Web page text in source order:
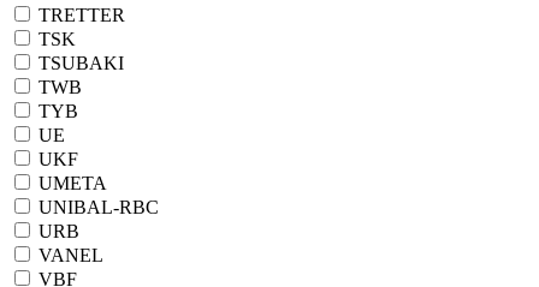
TRETTER
TSK
TSUBAKI
TWB
TYB
UE
UKF
UMETA
UNIBAL-RBC
URB
VANEL
VBF